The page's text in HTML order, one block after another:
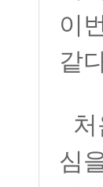
이
같
처
심